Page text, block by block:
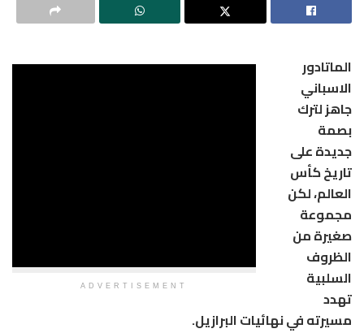
ADVERTISEMENT
الماتادور
الاسباني
جاهز لترك
بصمة
جديدة على
تاريخ كأس
العالم، لكن
مجموعة
صغيرة من
الظروف
السلبية
تهدد
مسيرته في نهائيات البرازيل.